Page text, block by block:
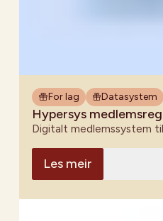
For lag Datasystem
Hypersys
Digitalt medlemssystem
Les meir